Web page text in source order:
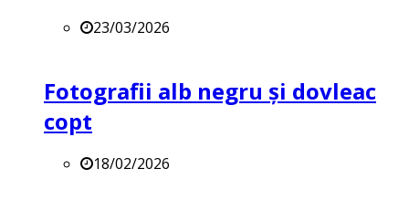
23/03/2026
Fotografii alb negru și dovleac
copt
18/02/2026